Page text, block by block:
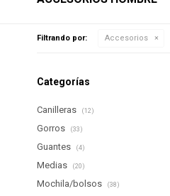
Filtrando por: Accesorios
Categorías
Canilleras (12)
Gorros (33)
Guantes (4)
Medias (20)
Mochila/bolsos (38)